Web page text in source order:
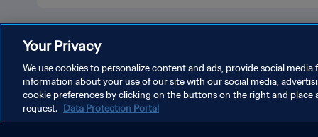
POLÍTICA DE PRIVACIDAD TÉRMINOS DE SERVICIO
Your Privacy
We use cookies to personalize content and ads, provide social
information about your use of our site with our social media,
cookie preferences by clicking on the buttons on the right and
request. Data Protection Portal